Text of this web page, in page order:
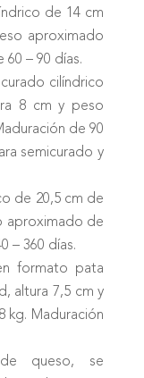
de 14 cm
aproximado
– 90 días.
cilíndrico
8 cm y peso
de 90
semicurado y
de 20,5 cm de
aproximado de
– 360 días.
formato pata
altura 7,5 cm y
kg. Maduración
queso, se